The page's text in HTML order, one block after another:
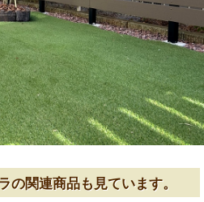
の関連商品も見ています。